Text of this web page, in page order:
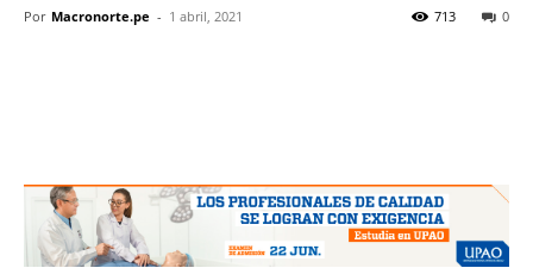
Por Macronorte.pe - 1 abril, 2021 0
713